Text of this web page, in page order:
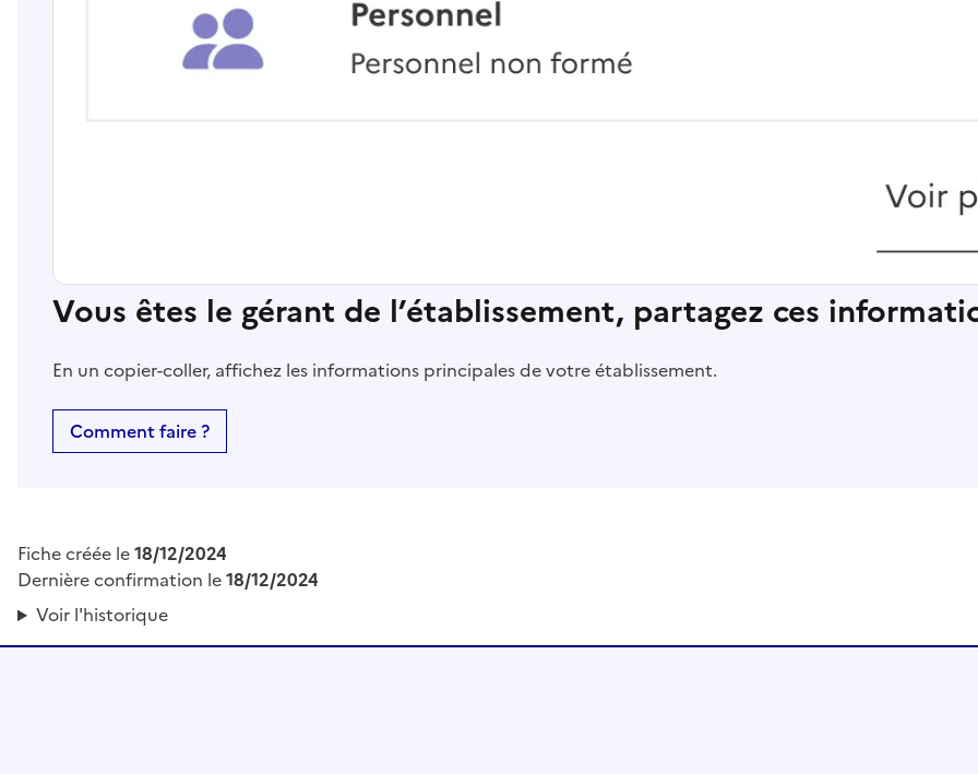
Vous êtes le gérant de l’établissement, partagez ces
En un copier-coller, affichez les informations principales de votre établissement.
Comment faire ?
Fiche créée le18/12/2024
Dernière confirmation le18/12/2024
Voir l'historique